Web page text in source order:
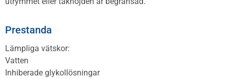
Prestanda
Lämpliga vätskor:
Vatten
Inhiberade glykollösningar